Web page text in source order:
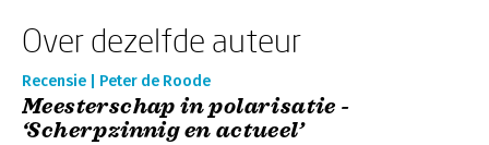
Over dezelfde auteur
Recensie | Peter de Roode
Meesterschap in polarisatie -
‘Scherpzinnig en actueel’